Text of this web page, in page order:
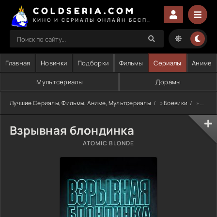
COLDSERIA.COM
Главная Новинки Подборки Фильмы Сериалы Аниме
Мультсериалы Дорамы
Лучшие Сериалы, Фильмы, Аниме, Мультсериалы »Боевики » Взрывная блондинка
Взрывная блондинка
ATOMIC BLONDE